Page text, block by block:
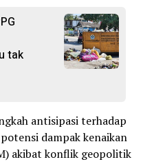
tak
antisipasi terhadap
dampak kenaikan
akibat konflik geopolitik